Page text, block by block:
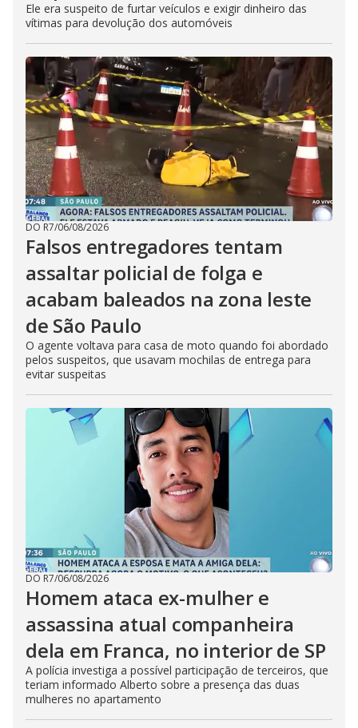
Ele era suspeito de furtar veículos e exigir dinheiro das
vítimas para devolução dos automóveis
DO R7/06/08/2026
Falsos entregadores tentam
assaltar policial de folga e
acabam baleados na zona leste
de São Paulo
O agente voltava para casa de moto quando foi abordado
pelos suspeitos, que usavam mochilas de entrega para
evitar suspeitas
DO R7/06/08/2026
Homem ataca ex-mulher e
assassina atual companheira
dela em Franca, no interior de SP
A polícia investiga a possível participação de terceiros, que
teriam informado Alberto sobre a presença das duas
mulheres no apartamento